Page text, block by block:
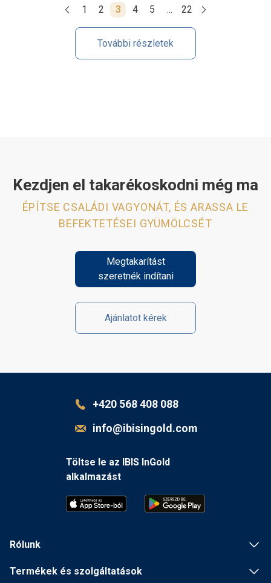
1 2 3 4 5 ... 22
További részletek
Kezdjen el takarékoskodni még ma
ÉPÍTSE CSALÁDI VAGYONÁT, ÉS ARASSA LE
BEFEKTETÉSEI GYÜMÖLCSÉT
Megtakarítást
szeretnék indítani
Ajánlatot kérek
+420 568 408 088
info@ibisingold.com
Töltse le az IBIS InGold
alkalmazást
Rólunk
Termékek és szolgáltatások